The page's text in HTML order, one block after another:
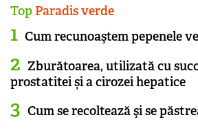
Top Paradis verde
Cum recunoaştem pepenele
Zburătoarea, utilizată cu
prostatitei și a cirozei hepatice
Cum se recoltează şi se